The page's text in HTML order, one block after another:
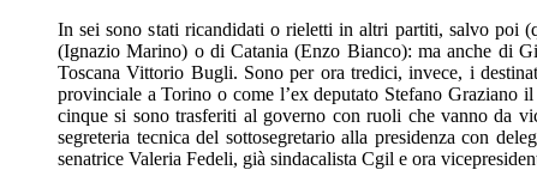
In sei sono stati ricandidati o rieletti in altri partiti, salvo poi
(Ignazio Marino) o di Catania (Enzo Bianco): ma anche di
Toscana Vittorio Bugli. Sono per ora tredici, invece, i
provinciale a Torino o come l’ex deputato Stefano Graziano
cinque si sono trasferiti al governo con ruoli che vanno da
segreteria tecnica del sottosegretario alla presidenza con
senatrice Valeria Fedeli, già sindacalista Cgil e ora